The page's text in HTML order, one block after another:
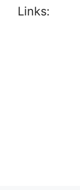
Links: